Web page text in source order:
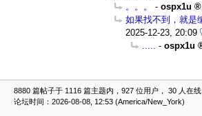
。。。
- ospx1u
如果找不到，就是
2025-12-23, 20:09
- ospx1u
8880 篇帖子于 1116 篇主题内，927 位用户， 30 人在
论坛时间：2026-08-08, 12:53 (America/New_York)